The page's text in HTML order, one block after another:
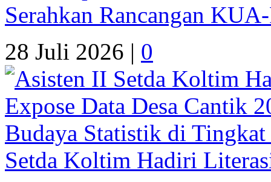
Serahkan Rancangan
28 Juli 2026 | 0
Setda Koltim Hadiri